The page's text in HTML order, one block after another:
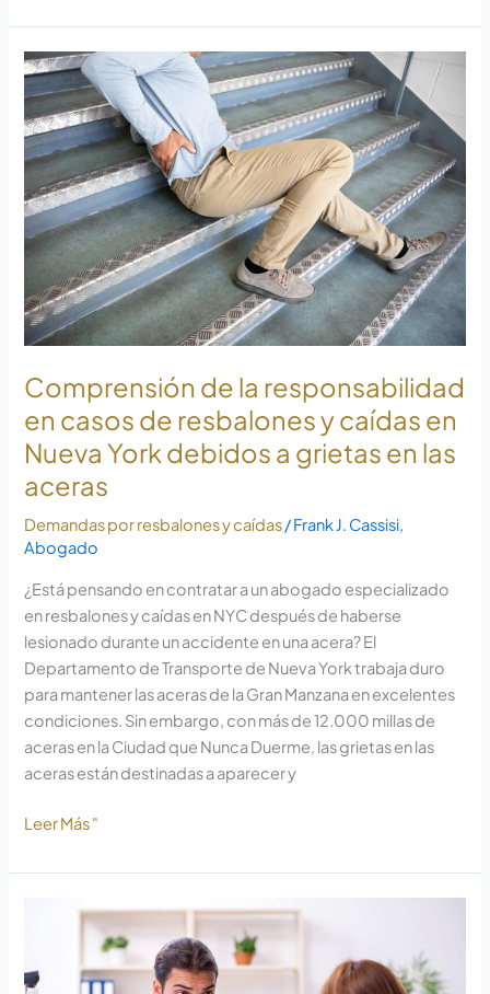
Comprensión de la responsabilidad
en casos de resbalones y caídas en
Nueva York debidos a grietas en las
aceras
Demandas por resbalones y caídas/Frank J. Cassisi,
Abogado
¿Está pensando en contratar a un abogado especializado
en resbalones y caídas en NYC después de haberse
lesionado durante un accidente en una acera? El
Departamento de Transporte de Nueva York trabaja duro
para mantener las aceras de la Gran Manzana en excelentes
condiciones. Sin embargo, con más de 12.000 millas de
aceras en la Ciudad que Nunca Duerme, las grietas en las
aceras están destinadas a aparecer y
Cómo
entender
la
responsabilidad
en
casos
de
resbalones
caídas
en
Nueva
York
debido
a
grietas
en
aceras
Leer Más "
Puertas
y